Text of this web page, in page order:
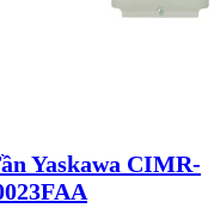
Yaskawa CIMR-